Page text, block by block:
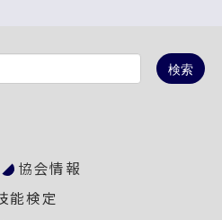
協会情報
能検定